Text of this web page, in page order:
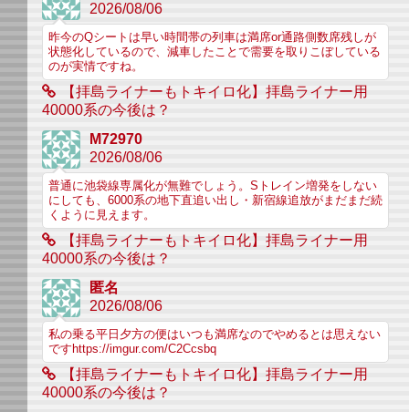
2026/08/06
昨今のQシートは早い時間帯の列車は満席or通路側数席残しが
状態化しているので、減車したことで需要を取りこぼしている
のが実情ですね。
【拝島ライナーもトキイロ化】拝島ライナー用
40000系の今後は？
M72970
2026/08/06
普通に池袋線専属化が無難でしょう。Sトレイン増発をしない
にしても、6000系の地下直追い出し・新宿線追放がまだまだ続
くように見えます。
【拝島ライナーもトキイロ化】拝島ライナー用
40000系の今後は？
匿名
2026/08/06
私の乗る平日夕方の便はいつも満席なのでやめるとは思えない
ですhttps://imgur.com/C2Ccsbq
【拝島ライナーもトキイロ化】拝島ライナー用
40000系の今後は？